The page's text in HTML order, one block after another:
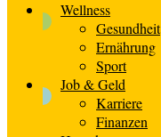
Wellness
Gesundheit
Ernährung
Sport
Job & Geld
Karriere
Finanzen